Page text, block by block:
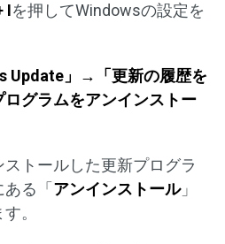
Iを押してWindowsの設定を
Update」→「更新の履歴を
グラムをアンインストー
トールした更新プログラ
る「 アンインストール」
。